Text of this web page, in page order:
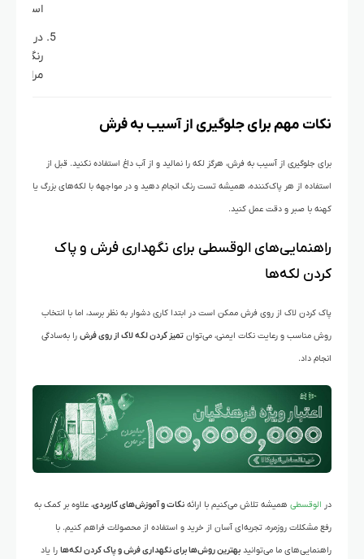
استفاده
در صورت
رنگ،
مراجعه
نکات مهم برای جلوگیری از آسیب به فرش
برای جلوگیری از آسیب به فرش، هرگز لکه را نمالید و از آب داغ استفاده نکنید. قبل از
استفاده از هر پاک‌کننده، همیشه تست رنگ انجام دهید و در مواجهه با لکه‌های بزرگ یا
کهنه با صبر و دقت عمل کنید.
راهنمایی‌های الوقسطی برای نگهداری فرش و پاک
کردن لکه‌ها
پاک کردن لاک از روی فرش ممکن است در ابتدا کاری دشوار به نظر برسد، اما با انتخاب
روش مناسب و رعایت نکات ایمنی، می‌توان تمیز کردن لکه لاک از روی فرش را به‌سادگی
انجام داد.
در الوقسطی همیشه تلاش می‌کنیم با ارائه نکات و آموزش‌های کاربردی، علاوه بر کمک به
رفع مشکلات روزمره، تجربه‌ای آسان از خرید و استفاده از محصولات فراهم کنیم. با
راهنمایی‌های ما می‌توانید بهترین روش‌ها برای نگهداری فرش و پاک کردن لکه‌ها را یاد